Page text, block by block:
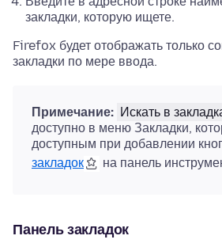
закладки, которую ищете.
Firefox будет отображать только
закладки по мере ввода.
Примечание: Искать в
доступно в меню Закладки,
доступным при добавлении
закладок
на панель
Панель закладок